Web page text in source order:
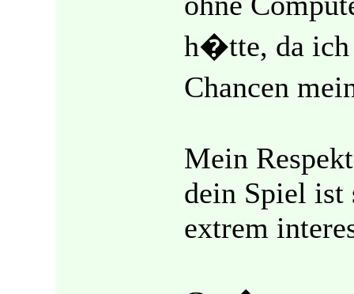
h�tte, da ich
Chancen
Mein
dein Spiel ist
extrem